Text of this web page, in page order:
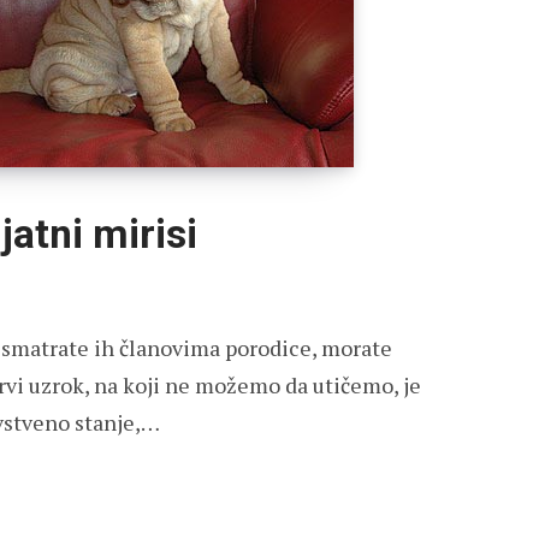
mirisi
ih članovima porodice, morate
uzrok, na koji ne možemo da utičemo, je
stanje,…